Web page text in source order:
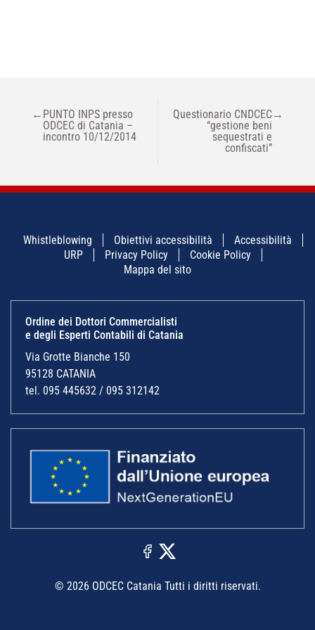
NAVIGAZIONE
ARTICOLI
← PUNTO INPS presso
ODCEC di Catania –
incontro 10/12/2014
Questionario CNDCEC
“gestione beni
sequestrati e
confiscati”
→
Whistleblowing Obiettivi accessibilità
Accessibilità
URP
Privacy Policy
Cookie Policy
Mappa del sito
Ordine dei Dottori Commercialisti
e degli Esperti Contabili di Catania
Via Grotte Bianche 150
95128 CATANIA
tel. 095 445632 / 095 312142
© 2026 ODCEC Catania Tutti i diritti riservati.